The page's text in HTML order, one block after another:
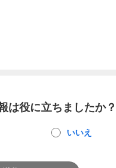
は役に立ちましたか？
いいえ